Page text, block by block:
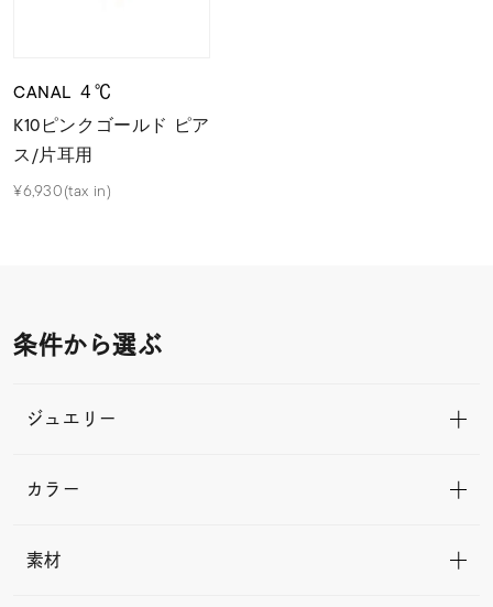
CANAL ４℃
K10ピンクゴールド ピア
ス/片耳用
¥6,930(tax in)
条件から選ぶ
ジュエリー
カラー
素材